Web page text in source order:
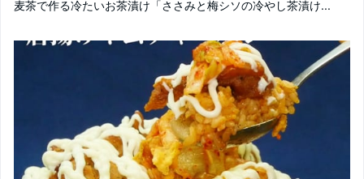
麦茶で作る冷たいお茶漬け「ささみと梅シソの冷やし茶漬け...